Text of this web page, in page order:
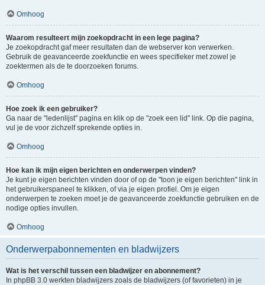
Omhoog
Waarom resulteert mijn zoekopdracht in een lege pagina?
Je zoekopdracht gaf meer resultaten dan de webserver kon verwerken.
Gebruik de geavanceerde zoekfunctie en wees specifieker met zowel je
zoektermen als de te doorzoeken forums.
Omhoog
Hoe zoek ik een gebruiker?
Ga naar de "ledenlijst" pagina en klik op de "zoek een lid" link. Op die pagina,
vul je de voor zichzelf sprekende opties in.
Omhoog
Hoe kan ik mijn eigen berichten en onderwerpen vinden?
Je kunt je eigen berichten vinden door of op de "toon je eigen berichten" link in
het gebruikerspaneel te klikken, of via je eigen profiel. Om je eigen
onderwerpen te zoeken moet je de geavanceerde zoekfunctie gebruiken en de
nodige opties invullen.
Omhoog
Onderwerpabonnementen en bladwijzers
Wat is het verschil tussen een bladwijzer en abonnement?
In phpBB 3.0 werkten bladwijzers zoals de bladwijzers (of favorieten) in je